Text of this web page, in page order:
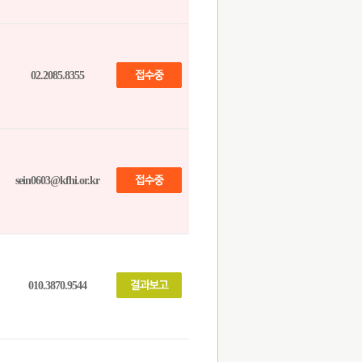
02.2085.8355
sein0603@kfhi.or.kr
010.3870.9544